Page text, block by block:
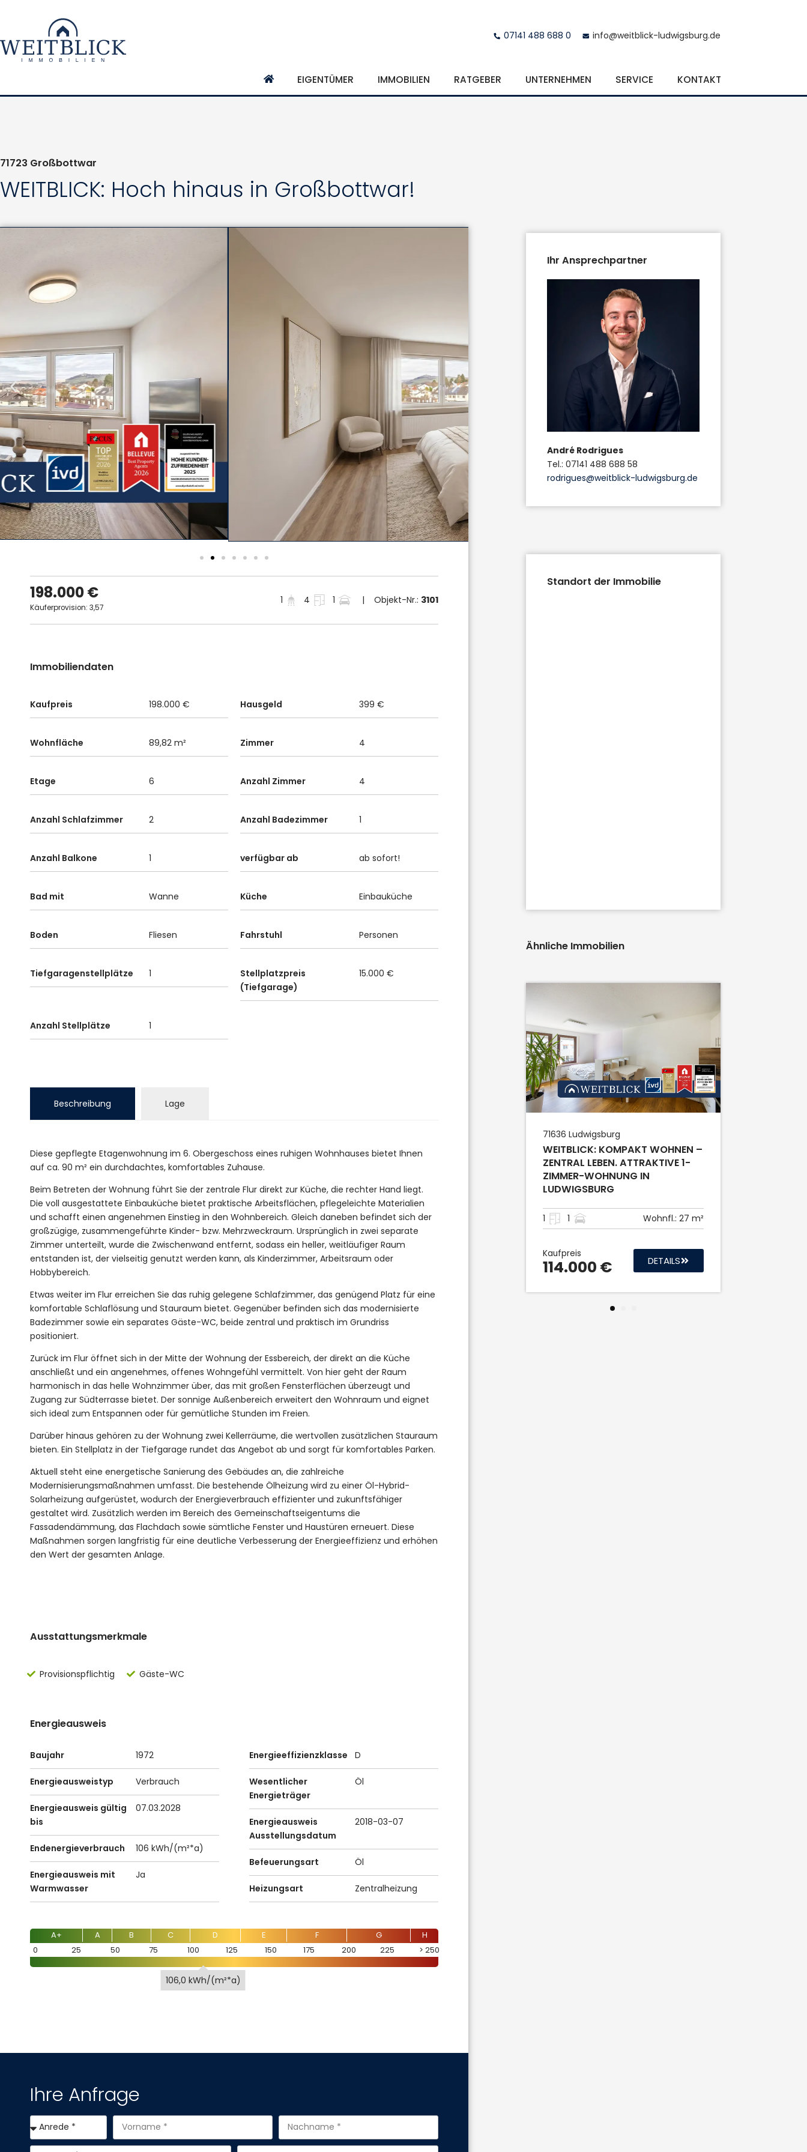
07141 488 688 0 info@weitblick-ludwigsburg.de
EIGENTÜMER IMMOBILIEN RATGEBER UNTERNEHMEN SERVICE KONTAKT
71723 Großbottwar
WEITBLICK: Hoch hinaus in Großbottwar!
198.000 €
Käuferprovision: 3,57
1 4 1 | Objekt-Nr.: 3101
Immobiliendaten
Kaufpreis 198.000 € Hausgeld 399 €
Wohnfläche 89,82 m² Zimmer 4
Etage 6 Anzahl Zimmer 4
Anzahl Schlafzimmer 2 Anzahl Badezimmer 1
Anzahl Balkone 1 verfügbar ab ab sofort!
Bad mit Wanne Küche Einbauküche
Boden Fliesen Fahrstuhl Personen
Tiefgaragenstellplätze 1
Stellplatzpreis
(Tiefgarage)
15.000 €
Anzahl Stellplätze 1
Beschreibung Lage
Diese gepflegte Etagenwohnung im 6. Obergeschoss eines ruhigen Wohnhauses bietet Ihnen
auf ca. 90 m² ein durchdachtes, komfortables Zuhause.
Beim Betreten der Wohnung führt Sie der zentrale Flur direkt zur Küche, die rechter Hand liegt.
Die voll ausgestattete Einbauküche bietet praktische Arbeitsflächen, pflegeleichte Materialien
und schafft einen angenehmen Einstieg in den Wohnbereich. Gleich daneben befindet sich der
großzügige, zusammengeführte Kinder- bzw. Mehrzweckraum. Ursprünglich in zwei separate
Zimmer unterteilt, wurde die Zwischenwand entfernt, sodass ein heller, weitläufiger Raum
entstanden ist, der vielseitig genutzt werden kann, als Kinderzimmer, Arbeitsraum oder
Hobbybereich.
Etwas weiter im Flur erreichen Sie das ruhig gelegene Schlafzimmer, das genügend Platz für eine
komfortable Schlaflösung und Stauraum bietet. Gegenüber befinden sich das modernisierte
Badezimmer sowie ein separates Gäste-WC, beide zentral und praktisch im Grundriss
positioniert.
Zurück im Flur öffnet sich in der Mitte der Wohnung der Essbereich, der direkt an die Küche
anschließt und ein angenehmes, offenes Wohngefühl vermittelt. Von hier geht der Raum
harmonisch in das helle Wohnzimmer über, das mit großen Fensterflächen überzeugt und
Zugang zur Südterrasse bietet. Der sonnige Außenbereich erweitert den Wohnraum und eignet
sich ideal zum Entspannen oder für gemütliche Stunden im Freien.
Darüber hinaus gehören zu der Wohnung zwei Kellerräume, die wertvollen zusätzlichen Stauraum
bieten. Ein Stellplatz in der Tiefgarage rundet das Angebot ab und sorgt für komfortables Parken.
Aktuell steht eine energetische Sanierung des Gebäudes an, die zahlreiche
Modernisierungsmaßnahmen umfasst. Die bestehende Ölheizung wird zu einer Öl-Hybrid-
Solarheizung aufgerüstet, wodurch der Energieverbrauch effizienter und zukunftsfähiger
gestaltet wird. Zusätzlich werden im Bereich des Gemeinschaftseigentums die
Fassadendämmung, das Flachdach sowie sämtliche Fenster und Haustüren erneuert. Diese
Maßnahmen sorgen langfristig für eine deutliche Verbesserung der Energieeffizienz und erhöhen
den Wert der gesamten Anlage.
Ausstattungsmerkmale
Provisionspflichtig Gäste-WC
Energieausweis
Baujahr 1972
Energieausweistyp Verbrauch
Energieausweis gültig
bis
07.03.2028
Endenergieverbrauch 106 kWh/(m²*a)
Energieausweis mit
Warmwasser
Ja
Energieeffizienzklasse D
Wesentlicher
Energieträger
Öl
Energieausweis
Ausstellungsdatum
2018-03-07
Befeuerungsart Öl
Heizungsart Zentralheizung
A+ A B C D E F G
H
0
25 50 75 100 125 150 175 200 225 250
106,0 kWh/(m²*a)
Ihre Anfrage
Ihr Ansprechpartner
André Rodrigues
Tel.: 07141 488 688 58
rodrigues@weitblick-ludwigsburg.de
Standort der Immobilie
Ähnliche Immobilien
199.000 €
71636 Ludwigsburg
WEITBLICK: KOMPAKT WOHNEN –
ZENTRAL LEBEN. ATTRAKTIVE 1-
ZIMMER-WOHNUNG IN
LUDWIGSBURG
1 1 Wohnfl.: 27 m²
Kaufpreis
114.000 € DETAILS